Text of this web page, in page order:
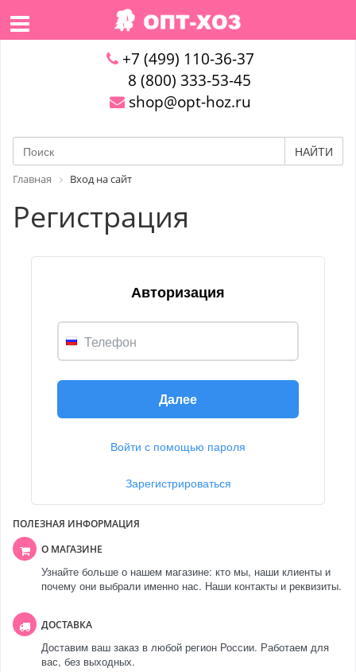
+7 (499) 110-36-37
8 (800) 333-53-45
shop@opt-hoz.ru
НАЙТИ
Главная Вход на сайт
Регистрация
Авторизация
Телефон
Далее
Войти с помощью пароля
Зарегистрироваться
ПОЛЕЗНАЯ ИНФОРМАЦИЯ
О МАГАЗИНЕ
Узнайте больше о нашем магазине: кто мы, наши клиенты и
почему они выбрали именно нас. Наши контакты и реквизиты.
ДОСТАВКА
Доставим ваш заказ в любой регион России. Работаем для
вас, без выходных.